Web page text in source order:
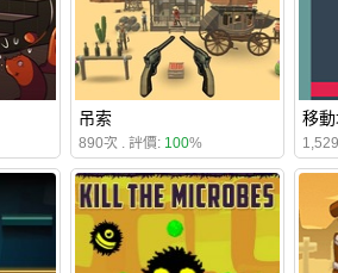
吊索
890次 . 評價: 100%
移